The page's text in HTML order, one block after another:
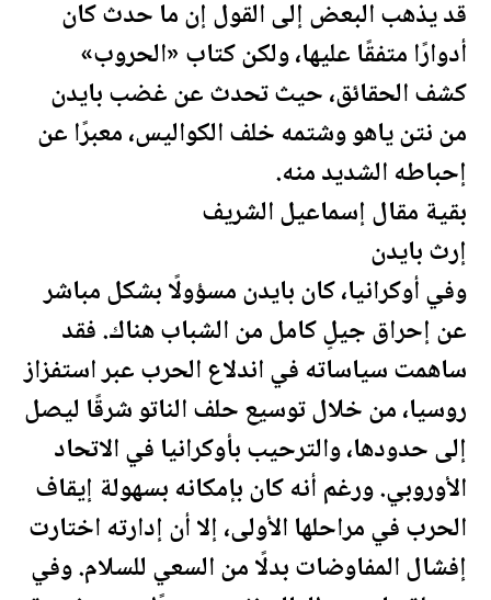
قد يذهب البعض إلى القول إن ما حدث كان
أدوارًا متفقًا عليها، ولكن كتاب «الحروب»
كشف الحقائق، حيث تحدث عن غضب بايدن
من نتن ياهو وشتمه خلف الكواليس، معبرًا عن
إحباطه الشديد منه.
بقية مقال إسماعيل الشريف
إرث بايدن
وفي أوكرانيا، كان بايدن مسؤولًا بشكل مباشر
عن إحراق جيلٍ كامل من الشباب هناك. فقد
ساهمت سياساته في اندلاع الحرب عبر استفزاز
روسيا، من خلال توسيع حلف الناتو شرقًا ليصل
إلى حدودها، والترحيب بأوكرانيا في الاتحاد
الأوروبي. ورغم أنه كان بإمكانه بسهولة إيقاف
الحرب في مراحلها الأولى، إلا أن إدارته اختارت
إفشال المفاوضات بدلًا من السعي للسلام. وفي